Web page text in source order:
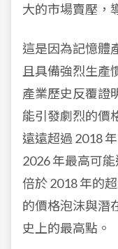
大的市場賣壓，
這是因為記憶體
且具備強烈生產
產業歷史反覆證
能引發劇烈的價
遠遠超過 2018
2026 年最高可
倍於 2018 年的
的價格泡沫與潛
史上的最高點。